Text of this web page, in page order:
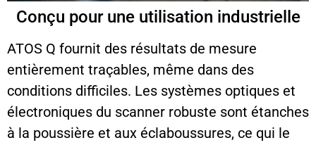
Conçu pour une utilisation industrielle
ATOS Q fournit des résultats de mesure
entièrement traçables, même dans des
conditions difficiles. Les systèmes optiques et
électroniques du scanner robuste sont étanches
à la poussière et aux éclaboussures, ce qui le